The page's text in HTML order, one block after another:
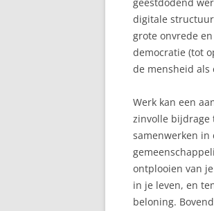
digitale
grote onvrede
democratie (tot
de mensheid als
Werk kan een
zinvolle bijdrage
samenwerken in
ontplooien van
in je leven, en
beloning.